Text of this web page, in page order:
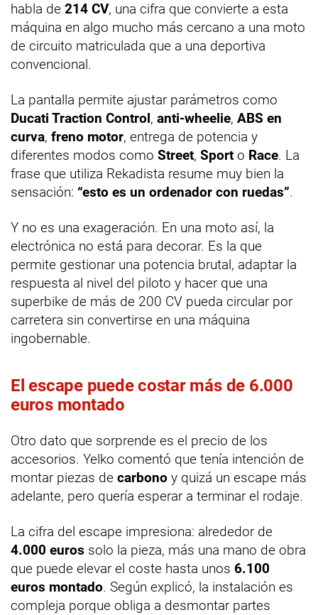
habla de 214 CV, una cifra que convierte a esta
máquina en algo mucho más cercano a una moto
de circuito matriculada que a una deportiva
convencional.
La pantalla permite ajustar parámetros como
Ducati Traction Control, anti-wheelie, ABS en
curva, freno motor, entrega de potencia y
diferentes modos como Street, Sport o Race. La
frase que utiliza Rekadista resume muy bien la
sensación: “esto es un ordenador con ruedas”.
Y no es una exageración. En una moto así, la
electrónica no está para decorar. Es la que
permite gestionar una potencia brutal, adaptar la
respuesta al nivel del piloto y hacer que una
superbike de más de 200 CV pueda circular por
carretera sin convertirse en una máquina
ingobernable.
El escape puede costar más de 6.000
euros montado
Otro dato que sorprende es el precio de los
accesorios. Yelko comentó que tenía intención de
montar piezas de carbono y quizá un escape más
adelante, pero quería esperar a terminar el rodaje.
La cifra del escape impresiona: alrededor de
4.000 euros solo la pieza, más una mano de obra
que puede elevar el coste hasta unos 6.100
euros montado. Según explicó, la instalación es
compleja porque obliga a desmontar partes